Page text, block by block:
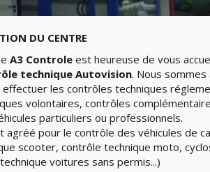
DU CENTRE
A3 Controle est heureuse de vous
technique Autovision. Nous
les contrôles techniques
volontaires, contrôles
particuliers ou professionnels.
agréé pour le contrôle des véhicules de
scooter, contrôle technique moto,
voitures sans permis...)